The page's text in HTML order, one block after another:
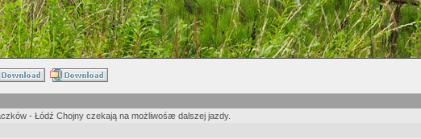
- Łódź Chojny czekają na możliwośæ dalszej jazdy.